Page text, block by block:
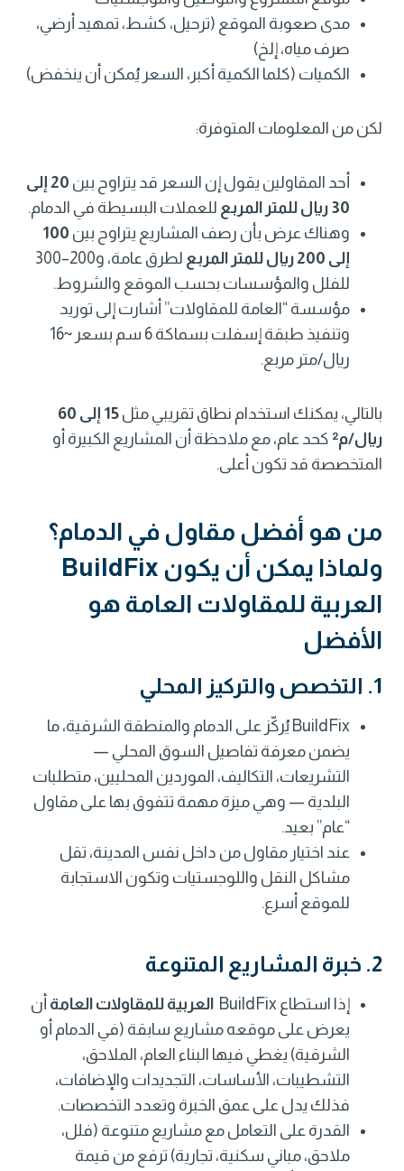
مدى صعوبة الموقع (ترحيل، كشط، تمهيد أرضي،
صرف مياه، إلخ)
الكميات (كلما الكمية أكبر، السعر يُمكن أن ينخفض)
لكن من المعلومات المتوفرة:
أحد المقاولين يقول إن السعر قد يتراوح بين
20 إلى
30 ريال للمتر المربع
للعملات البسيطة في الدمام.
وهناك عرض بأن رصف المشاريع يتراوح بين 100
إلى 200 ريال للمتر المربع
لطرق عامة، و200–300
للفلل والمؤسسات بحسب الموقع والشروط.
مؤسسة “العامة للمقاولات” أشارت إلى توريد
وتنفيذ طبقة إسفلت بسماكة 6 سم بسعر ~16
ريال/متر مربع.
بالتالي، يمكنك استخدام نطاق تقريبي مثل
15 إلى 60
ريال/م² كحد عام، مع ملاحظة أن المشاريع الكبيرة أو
المتخصصة قد تكون أعلى.
من هو أفضل مقاول في الدمام؟
ولماذا يمكن أن يكون BuildFix
العربية للمقاولات العامة هو
الأفضل
1. التخصص والتركيز المحلي
BuildFix يُركّز على الدمام والمنطقة الشرقية، ما
يضمن معرفة تفاصيل السوق المحلي —
التشريعات، التكاليف، الموردين المحليين، متطلبات
البلدية — وهي ميزة مهمة تتفوق بها على مقاول
“عام” بعيد.
عند اختيار مقاول من داخل نفس المدينة، تقل
مشاكل النقل واللوجستيات وتكون الاستجابة
للموقع أسرع.
2. خبرة المشاريع المتنوعة
إذا استطاع BuildFix العربية للمقاولات العامة أن
يعرض على موقعه مشاريع سابقة (في الدمام أو
الشرقية) يغطي فيها البناء العام، الملاحق،
التشطيبات، الأساسات، التجديدات والإضافات،
فذلك يدل على عمق الخبرة وتعدد التخصصات.
القدرة على التعامل مع مشاريع متنوعة (فلل،
ملاحق، مباني سكنية، تجارية) ترفع من قيمة